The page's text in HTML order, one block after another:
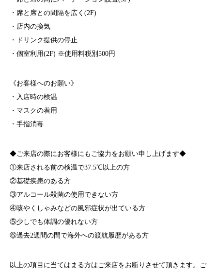
・席と席との間隔を広く(2F)
・店内の換気
・ドリンク提供の停止
・個室利用(2F) ※使用料税別500円
《お客様へのお願い》
・入店時の検温
・マスクの着用
・手指消毒
◆ご来店の際にお客様にもご協力をお願い申し上げます◆
①来店される前の検温で37.5℃以上の方
②基礎疾患のある方
③アルコール殺菌の使用できない方
④咳やくしゃみなどの風邪症状が出ている方
⑤少しでも体調の優れない方
⑥過去2週間の間で海外への渡航履歴がある方
以上の項目に当てはまる方はご来店をお断りさせて頂きます。ご